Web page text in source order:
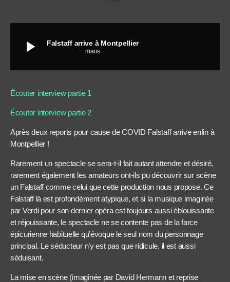
play_arrow Falstaff arrive à Montpellier
maos
Écouter interview partie 1
Écouter interview partie 2
Après deux reports pour cause de COVID Falstaff arrive enfin à
Montpellier !
Rarement un spectacle se sera-t-il fait autant attendre et désiré,
rarement également les amateurs ont-ils pu découvrir sur scène
un Falstaff comme celui que cette production nous propose. Ce
Falstaff là est profondément atypique, et si la musique imaginée
par Verdi pour son dernier opéra est toujours aussi éblouissante
et réjouissante, le spectacle ne se contente pas de la farce
épicurienne habituelle qu’évoque le seul nom du personnage
principal. Le séducteur n’y est pas que ridicule, il est aussi
séduisant.
La mise en scène (imaginée par David Hermann et reprise